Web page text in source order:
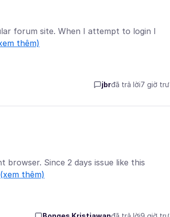
forum site. When I attempt to login I
thêm)
jbrđã trả lời7 giờ
browser. Since 2 days issue like this
(xem thêm)